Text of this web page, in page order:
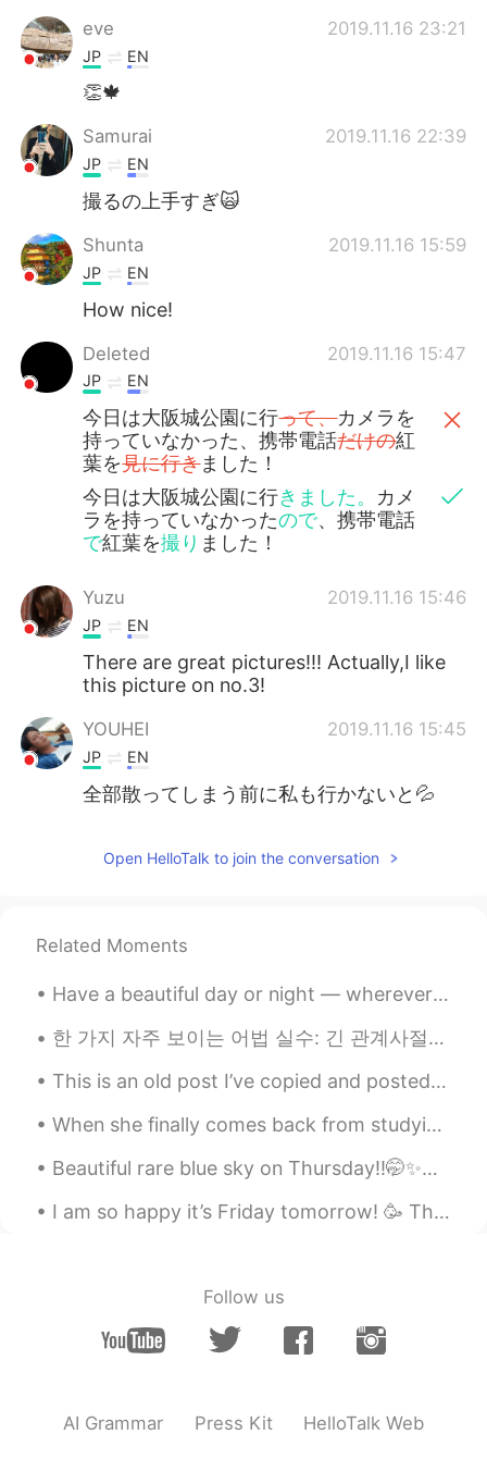
eve 2019.11.16 23:21
JP EN
👏🍁
Samurai 2019.11.16 22:39
JP EN
撮るの上手すぎ🙀
Shunta 2019.11.16 15:59
JP EN
How nice!
Deleted 2019.11.16 15:47
JP EN
今日は大阪城公園に行って、カメラを
持っていなかった、携帯電話だけの紅
葉を見に行きました！
今日は大阪城公園に行きました。 カメ
ラを持っていなかったので、携帯電話
で紅葉を撮り ました！
Yuzu 2019.11.16 15:46
JP EN
There are great pictures!!! Actually,I like
this picture on no.3!
YOUHEI 2019.11.16 15:45
JP EN
全部散ってしまう前に私も行かないと💦
Open HelloTalk to join the conversation
Related Moments
Have a beautiful day or night — wherever you may be. Rest well and stay safe from harm. Good ni...
한 가지 자주 보이는 어법 실수: 긴 관계사절들 ~ 한국어로 긴 관계사절들은 자연스럽고 많이 사용할 수 있지만 영어로 그렇진 않습니다. I am 29 year old Jo...
This is an old post I’ve copied and posted here. ☺️ The difference between LAY and LIE. _______...
When she finally comes back from studying in France, it’s time to go out😜 What’s everyone else’s...
Beautiful rare blue sky on Thursday!!🤭✨💙 if you live in UK you know days like this are cherished 😂😂✨
I am so happy it’s Friday tomorrow! 🥳 This week has flown, but I’m so tired and ready for the wee...
Follow us
AI Grammar Press Kit HelloTalk Web